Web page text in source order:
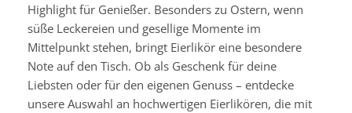
Highlight für Genießer. Besonders zu Ostern, wenn
süße Leckereien und gesellige Momente im
Mittelpunkt stehen, bringt Eierlikör eine besondere
Note auf den Tisch. Ob als Geschenk für deine
Liebsten oder für den eigenen Genuss – entdecke
unsere Auswahl an hochwertigen Eierlikören, die mit